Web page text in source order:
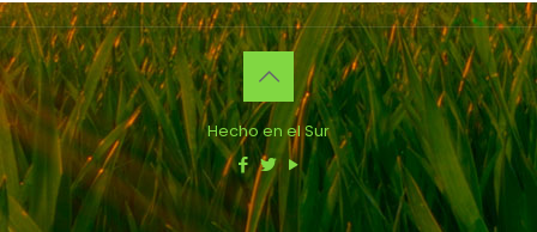
Hecho en el Sur